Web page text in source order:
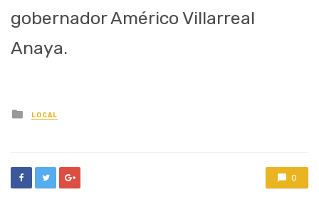
gobernador Américo Villarreal
Anaya.
Posted
in
LOCAL
0